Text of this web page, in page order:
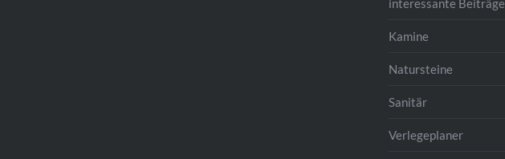
interessante Beiträge
Kamine
Natursteine
Sanitär
Verlegeplaner